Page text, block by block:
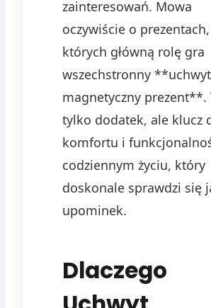
zainteresowań. Mowa
oczywiście o
których główną rolę gra
wszechstronny **uchwyt
magnetyczny prezent**.
tylko dodatek, ale klucz
komfortu i
codziennym życiu, który
doskonale sprawdzi się
upominek.
Dlaczego